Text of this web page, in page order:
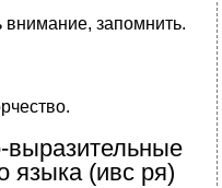
запомнить.
выразительные
языка (ивс ря)